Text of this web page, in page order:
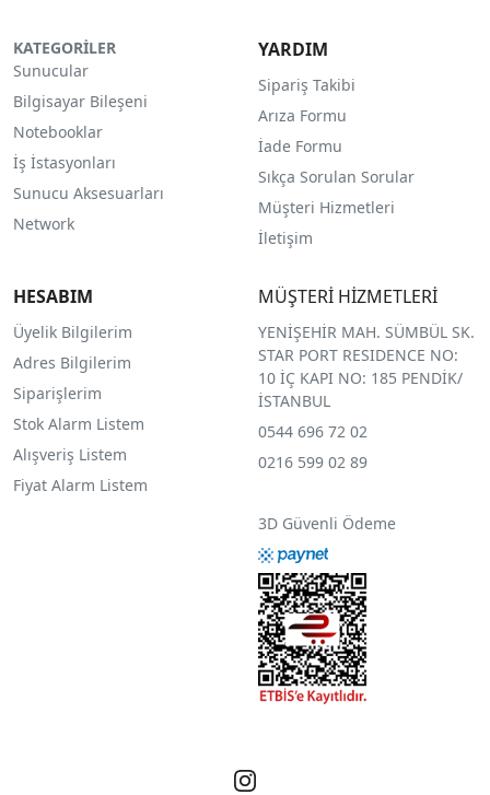
KATEGORİLER
Sunucular
Bilgisayar Bileşeni
Notebooklar
İş İstasyonları
Sunucu Aksesuarları
Network
YARDIM
Sipariş Takibi
Arıza Formu
İade Formu
Sıkça Sorulan Sorular
Müşteri Hizmetleri
İletişim
HESABIM
Üyelik Bilgilerim
Adres Bilgilerim
Siparişlerim
Stok Alarm Listem
Alışveriş Listem
Fiyat Alarm Listem
MÜŞTERİ HİZMETLERİ
YENİŞEHİR MAH. SÜMBÜL SK.
STAR PORT RESIDENCE NO:
10 İÇ KAPI NO: 185 PENDİK/
İSTANBUL
0544 696 72 02
0216 599 02 89
3D Güvenli Ödeme